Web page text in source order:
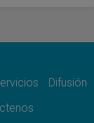
una buena
Difusión